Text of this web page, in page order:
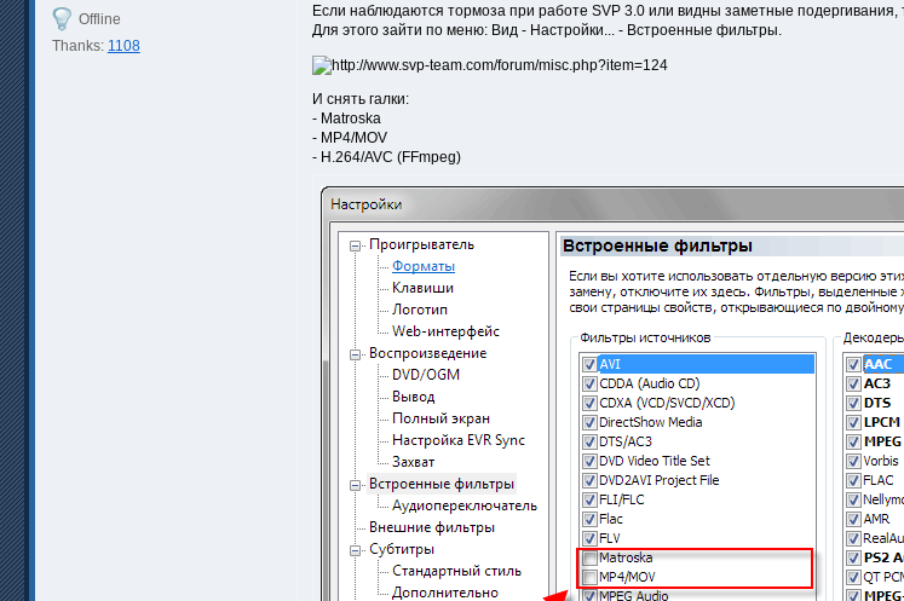
Offline
Thanks: 1108
Если наблюдаются тормоза при работе SVP 3.0 или видны заметные подергивания,
Для этого зайти по меню: Вид - Настройки... - Встроенные фильтры.
И снять галки:
- Matroska
- MP4/MOV
- H.264/AVC (FFmpeg)